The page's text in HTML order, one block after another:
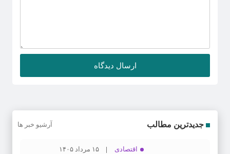
جدیدترین مطالب آرشیو خبر ها
اقتصادی
۱۵ مرداد ۱۴۰۵